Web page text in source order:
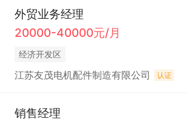
外贸业务经理
20000-40000元/月
经济开发区
江苏友茂电机配件制造有限公司 认证
销售经理